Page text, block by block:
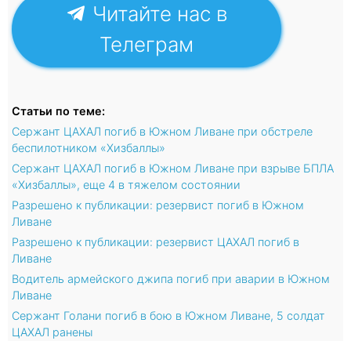
Читайте нас в
Телеграм
Статьи по теме:
Сержант ЦАХАЛ погиб в Южном Ливане при обстреле
беспилотником «Хизбаллы»
Сержант ЦАХАЛ погиб в Южном Ливане при взрыве БПЛА
«Хизбаллы», еще 4 в тяжелом состоянии
Разрешено к публикации: резервист погиб в Южном
Ливане
Разрешено к публикации: резервист ЦАХАЛ погиб в
Ливане
Водитель армейского джипа погиб при аварии в Южном
Ливане
Сержант Голани погиб в бою в Южном Ливане, 5 солдат
ЦАХАЛ ранены